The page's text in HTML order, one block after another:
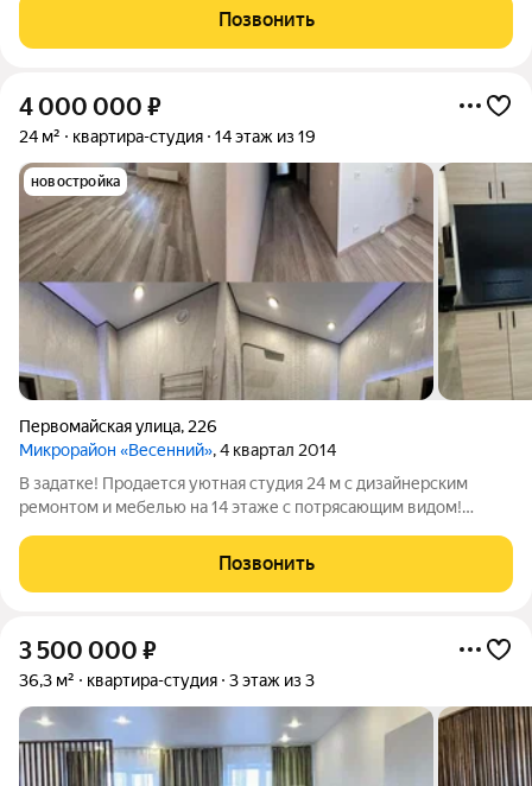
Обь, свежий воздух.Остановка общественного транспорта в 3-
х минутах ходьбы, имеются
Позвонить
4 000 000 ₽
24 м² квартира-студия 14 этаж из 19
новостройка
Первомайская улица, 226
Микрорайон «Весенний», 4 квартал 2014
В задатке! Продается уютная студия 24 м с дизайнерским
ремонтом и мебелью на 14 этаже с потрясающим видом!
современном доме комфорт-класса, построенном в 2013 году,
расположенном в микрорайоне Весенний.
Позвонить
3 500 000 ₽
36,3 м² квартира-студия 3 этаж из 3